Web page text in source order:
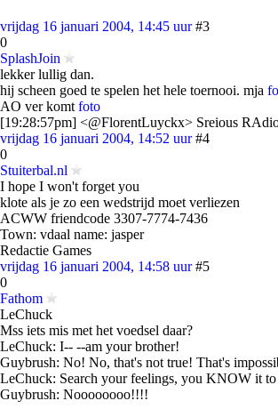
vrijdag 16 januari 2004, 14:45 uur #3
0
SplashJoin
lekker lullig dan.
hij scheen goed te spelen het hele toernooi. mja
AO ver komt foto
[19:28:57pm] <@FlorentLuyckx> Sreious
vrijdag 16 januari 2004, 14:52 uur #4
0
Stuiterbal.nl
I hope I won't forget you
klote als je zo een wedstrijd moet verliezen
ACWW friendcode 3307-7774-7436
Town: vdaal name: jasper
Redactie Games
vrijdag 16 januari 2004, 14:58 uur #5
0
Fathom
LeChuck
Mss iets mis met het voedsel daar?
LeChuck: I-- --am your brother!
Guybrush: No! No, that's not true! That's
LeChuck: Search your feelings, you KNOW it to
Guybrush: Noooooooo!!!!